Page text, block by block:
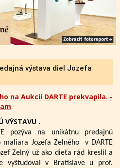
výstava diel Jozefa
na Aukcii DARTE prekvapila. -
VÝSTAVU .
pozýva na unikátnu predajnú
maliara Jozefa Zelného
v DARTE
Zelný už ako dieťa rád kreslil a
vyštudoval v Bratislave u prof.